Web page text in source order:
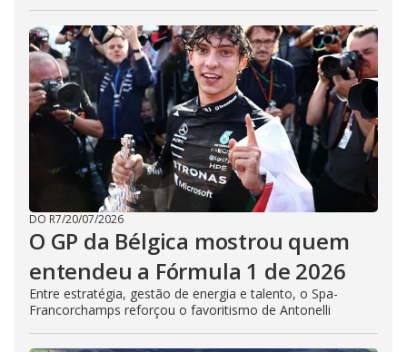
DO R7/20/07/2026
O GP da Bélgica mostrou quem
entendeu a Fórmula 1 de 2026
Entre estratégia, gestão de energia e talento, o Spa-
Francorchamps reforçou o favoritismo de Antonelli